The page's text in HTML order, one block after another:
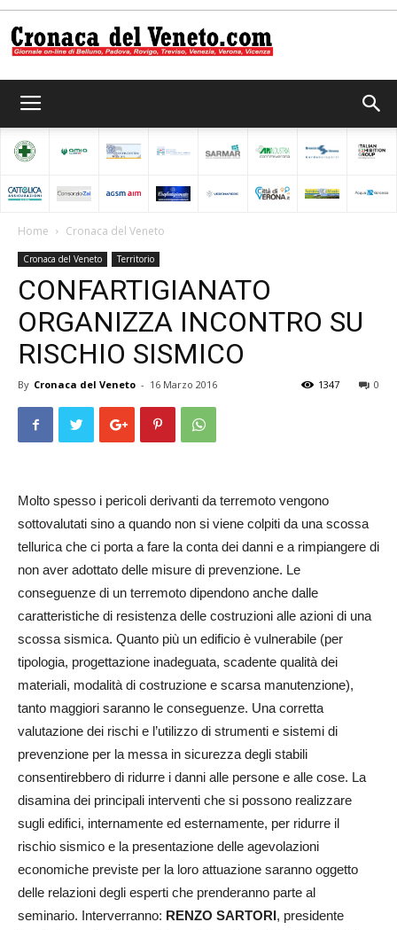
del
Home Cronaca del Veneto
Cronaca del Veneto Territorio
CONFARTIGIANATO
ORGANIZZA INCONTRO SU
RISCHIO SISMICO
By Cronaca del Veneto - 16 Marzo 2016 0
1347
Molto spesso i pericoli derivanti da terremoto vengono
sottovalutati sino a quando non si viene colpiti da una scossa
tellurica che ci porta a fare la conta dei danni e a rimpiangere di
non aver adottato delle misure di prevenzione. Le
conseguenze di un terremoto dipendono anche dalle
caratteristiche di resistenza delle costruzioni alle azioni di una
scossa sismica. Quanto più un edificio è vulnerabile (per
tipologia, progettazione inadeguata, scadente qualità dei
materiali, modalità di costruzione e scarsa manutenzione),
tanto maggiori saranno le conseguenze. Una corretta
valutazione dei rischi e l’utilizzo di strumenti e sistemi di
prevenzione per la messa in sicurezza degli stabili
consentirebbero di ridurre i danni alle persone e alle cose. La
disamina dei principali interventi che si possono realizzare
sugli edifici, internamente ed esternamente, per ridurre il
rischio sismico e la presentazione delle agevolazioni
economiche previste per la loro attuazione saranno oggetto
delle relazioni degli esperti che prenderanno parte al
seminario. Interverranno: RENZO SARTORI, presidente